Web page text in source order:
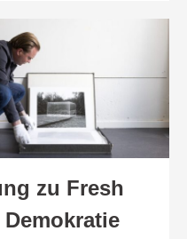
zu Fresh
Demokratie